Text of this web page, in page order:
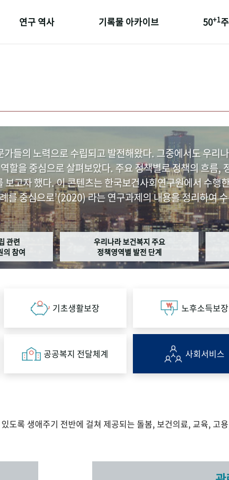
연구 역사 기록물 아카이브 50+1
들의 노력으로 수립되고 발전해왔다. 그중에서도 우리
할을 중심으로 살펴보았다. 주요 정책별로 정책의 흐름,
고자 했다. 이 콘텐츠는 한국보건사회연구원에서 수행
를 중심으로’(2020) 라는 연구과제의 내용을 정리하여
관련
의 참여
우리나라 보건복지 주요
정책영역별 발전 단계
기초생활보장 노후소득보장
공공복지 전달체계 사회서비스
도록 생애주기 전반에 걸쳐 제공되는 돌봄, 보건의료, 교육, 고